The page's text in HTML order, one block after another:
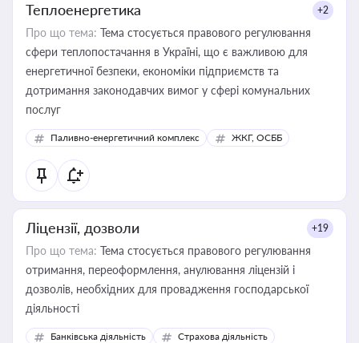
Теплоенергетика +2
Про що тема: Тема стосується правового регулювання
сфери теплопостачання в Україні, що є важливою для
енергетичної безпеки, економіки підприємств та
дотримання законодавчих вимог у сфері комунальних
послуг
Паливно-енергетичний комплекс ЖКГ, ОСББ
Ліцензії, дозволи +19
Про що тема: Тема стосується правового регулювання
отримання, переоформлення, анулювання ліцензій і
дозволів, необхідних для провадження господарської
діяльності
Банківська діяльність
Страхова діяльність